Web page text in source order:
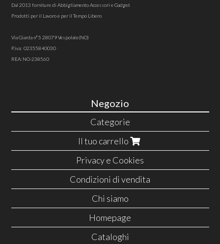
Dal 2013 forniture di Abbigliamento Accessori e Gadget
Prodotti per il Lavoro e per il Tempo Libero
Via Giarda n°5 28079 Vespolate(NO)
P.iva: 02355840030
REA: NO-238560
Negozio
Categorie
Il tuo carrello
Privacy e Cookies
Condizioni di vendita
Chi siamo
Homepage
Cataloghi